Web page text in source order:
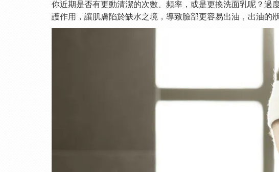
你近期是否有更動清潔的次數、頻率，或是更換洗面乳呢？過
護作用，讓肌膚陷於缺水之境，導致臉部更容易出油，出油的